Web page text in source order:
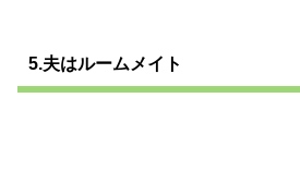
5.夫はルームメイト